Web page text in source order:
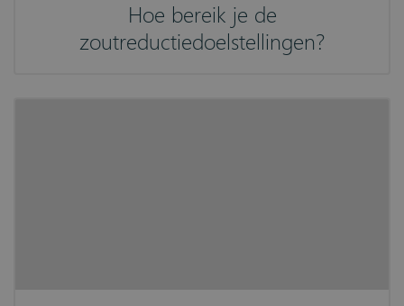
Hoe bereik je de
zoutreductiedoelstellingen?